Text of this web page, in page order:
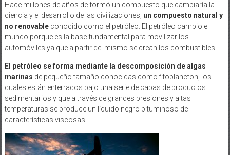
Hace millones de años de formó un compuesto que cambiaría la
ciencia y el desarrollo de las civilizaciones, un compuesto natural y
no renovable conocido como el petróleo. El petróleo cambio el
mundo porque es la base fundamental para movilizar los
automóviles ya que a partir del mismo se crean los combustibles.
El petróleo se forma mediante la descomposición de algas
marinas de pequeño tamaño conocidas como fitoplancton, los
cuales están enterrados bajo una serie de capas de productos
sedimentarios y que a través de grandes presiones y altas
temperaturas se produce un líquido negro bituminoso de
características viscosas.